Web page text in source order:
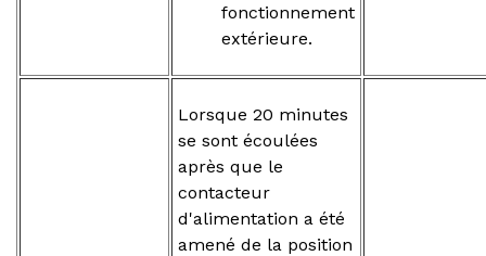
fonctionnement
extérieure.
Lorsque 20 minutes
se sont écoulées
après que le
contacteur
d'alimentation a été
amené de la position